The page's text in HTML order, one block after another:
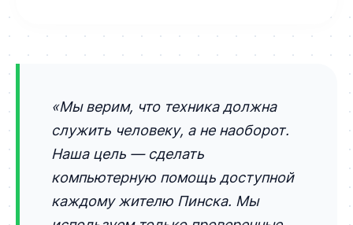
«Мы верим, что техника должна
служить человеку, а не наоборот.
Наша цель — сделать
компьютерную помощь доступной
каждому жителю Пинска. Мы